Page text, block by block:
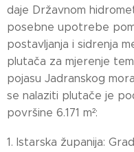
daje Državnom
posebne upotrebe
postavljanja i sidrenja
plutača za mjerenje
pojasu Jadranskog
se nalaziti plutače je
površine 6.171 m²:
1. Istarska županija: